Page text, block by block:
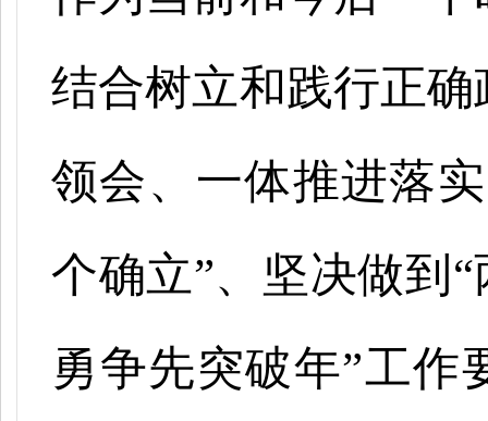
结合树立和践行正
领会、一体推进落
个确立”、坚决做到
勇争先突破年”工作